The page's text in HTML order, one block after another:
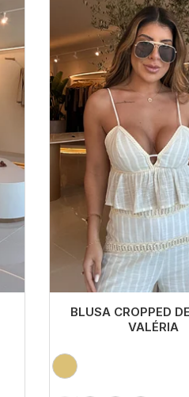
BLUSA CROPPED
VALÉRIA